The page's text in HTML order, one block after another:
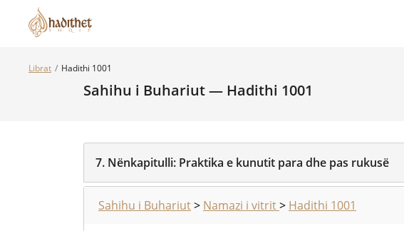
Librat Hadithi 1001
Sahihu i Buhariut — Hadithi 1001
7. Nënkapitulli: Praktika e kunutit para dhe pas rukusë
Sahihu i Buhariut> Namazi i vitrit> Hadithi 1001